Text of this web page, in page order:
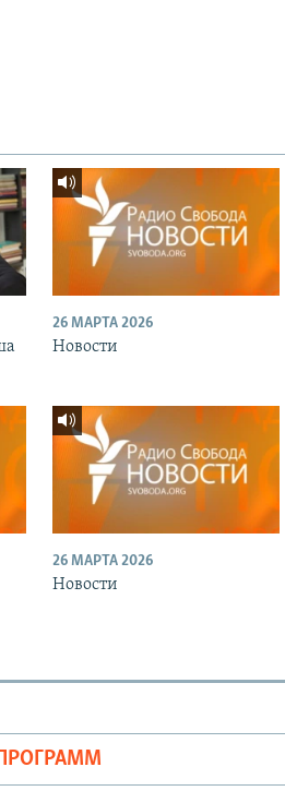
26 МАРТА 2026
Новости
26 МАРТА 2026
Новости